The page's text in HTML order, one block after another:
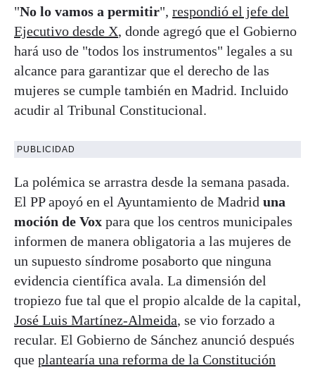
"No lo vamos a permitir", respondió el jefe del
Ejecutivo desde X, donde agregó que el Gobierno
hará uso de "todos los instrumentos" legales a su
alcance para garantizar que el derecho de las
mujeres se cumple también en Madrid. Incluido
acudir al Tribunal Constitucional.
PUBLICIDAD
La polémica se arrastra desde la semana pasada.
El PP apoyó en el Ayuntamiento de Madrid una
moción de Vox para que los centros municipales
informen de manera obligatoria a las mujeres de
un supuesto síndrome posaborto que ninguna
evidencia científica avala. La dimensión del
tropiezo fue tal que el propio alcalde de la capital,
José Luis Martínez-Almeida, se vio forzado a
recular. El Gobierno de Sánchez anunció después
que plantearía una reforma de la Constitución